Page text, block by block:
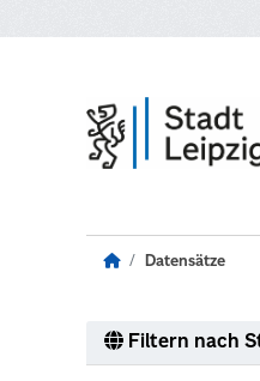
Datensätze
Filtern nach